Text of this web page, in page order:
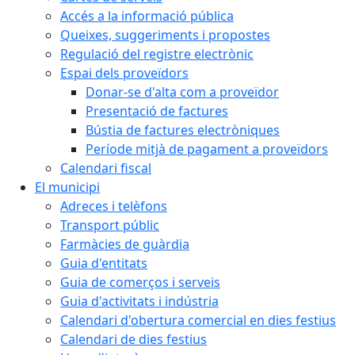
Accés a la informació pública
Queixes, suggeriments i propostes
Regulació del registre electrònic
Espai dels proveïdors
Donar-se d'alta com a proveïdor
Presentació de factures
Bústia de factures electròniques
Període mitjà de pagament a proveïdors
Calendari fiscal
El municipi
Adreces i telèfons
Transport públic
Farmàcies de guàrdia
Guia d'entitats
Guia de comerços i serveis
Guia d'activitats i indústria
Calendari d'obertura comercial en dies festius
Calendari de dies festius